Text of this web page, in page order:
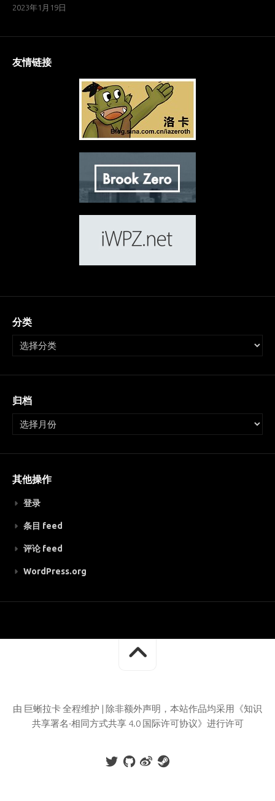
2023年1月19日
友情链接
分类
归档
其他操作
登录
条目 feed
评论 feed
WordPress.org
由 巨蜥拉卡 全程维护 | 除非额外声明，本站作品均采用《知识
共享署名-相同方式共享 4.0 国际许可协议》进行许可